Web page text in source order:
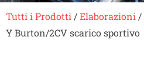
Tutti i Prodotti /Elaborazioni /
Y Burton/2CV scarico sportivo